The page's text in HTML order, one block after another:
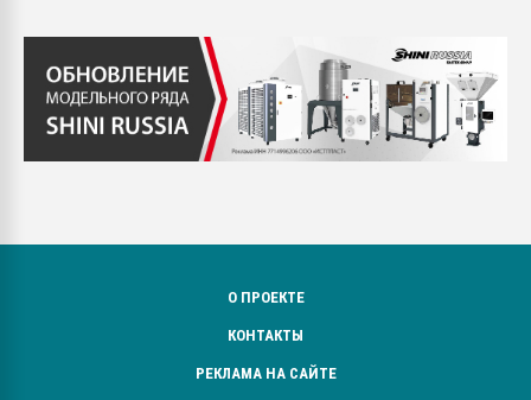
О ПРОЕКТЕ
КОНТАКТЫ
РЕКЛАМА НА САЙТЕ